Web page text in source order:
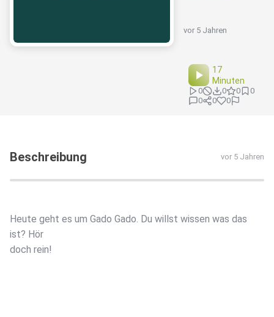
vor 5 Jahren
17
Minuten
0 0 0
0
0
0 0
Beschreibung vor 5 Jahren
Heute geht es um Gado Gado. Du willst wissen was das
ist? Hör
doch rein!